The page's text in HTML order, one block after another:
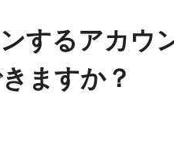
するアカウ
ますか？